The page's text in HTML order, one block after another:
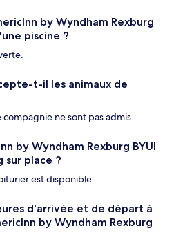
by Wyndham Rexburg
piscine ?
t-il les animaux de
compagnie ne sont pas admis.
by Wyndham Rexburg BYUI
sur place ?
est disponible.
d'arrivée et de départ à
by Wyndham Rexburg